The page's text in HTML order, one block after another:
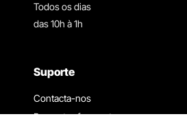
Todos os dias
das 10h à 1h
Suporte
Contacta-nos
Perguntas frequentes